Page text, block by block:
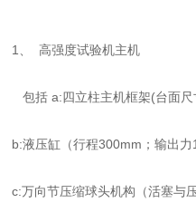
1、 高强度试验
包括 a:四立柱主机框架(台
b:液压缸（行程300mm；
c:万向节压缩球头机构（